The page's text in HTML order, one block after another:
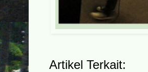
Artikel Terkait: